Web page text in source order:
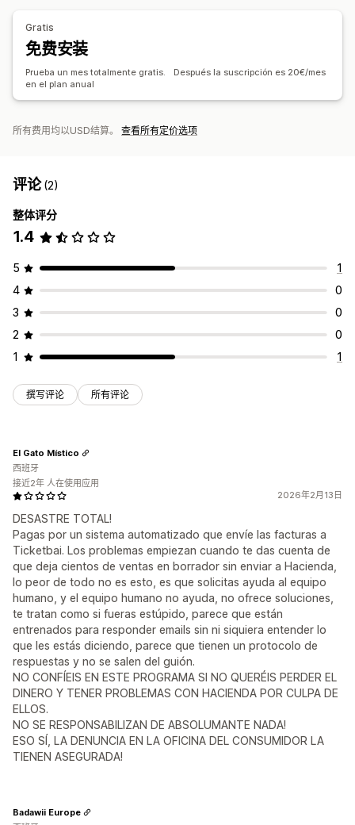
Gratis
免费安装
Prueba un mes totalmente gratis. Después la suscripción es 20€/mes
en el plan anual
所有费用均以USD结算。 查看所有定价选项
评论(2)
整体评分
1.4
5
1
4
0
3
0
2
0
1
1
撰写评论 所有评论
2026年2月13日
DESASTRE TOTAL!
Pagas por un sistema automatizado que envíe las facturas a
Ticketbai. Los problemas empiezan cuando te das cuenta de
que deja cientos de ventas en borrador sin enviar a Hacienda,
lo peor de todo no es esto, es que solicitas ayuda al equipo
humano, y el equipo humano no ayuda, no ofrece soluciones,
te tratan como si fueras estúpido, parece que están
entrenados para responder emails sin ni siquiera entender lo
que les estás diciendo, parece que tienen un protocolo de
respuestas y no se salen del guión.
NO CONFÍEIS EN ESTE PROGRAMA SI NO QUERÉIS PERDER EL
DINERO Y TENER PROBLEMAS CON HACIENDA POR CULPA DE
ELLOS.
NO SE RESPONSABILIZAN DE ABSOLUMANTE NADA!
ESO SÍ, LA DENUNCIA EN LA OFICINA DEL CONSUMIDOR LA
TIENEN ASEGURADA!
El Gato Místico
西班牙
接近2年 人在使用应用
Badawii Europe